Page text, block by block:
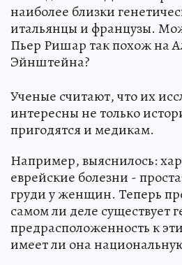
наиболее близки
итальянцы и французы.
Пьер Ришар так похож на
Эйнштейна?
Ученые считают, что их
интересны не только
пригодятся и медикам.
Например, выяснилось:
еврейские болезни -
груди у женщин. Теперь
самом ли деле существует
предрасположенность к
имеет ли она